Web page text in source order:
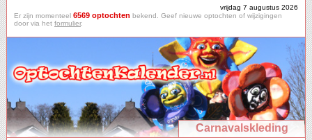
vrijdag 7 augustus 2026
Er zijn momenteel 6569 optochten bekend. Geef nieuwe optochten of wijzigingen
door via het formulier.
Carnavalskleding